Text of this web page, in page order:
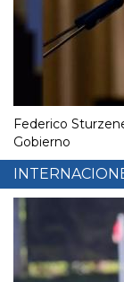
Federico
Gobierno